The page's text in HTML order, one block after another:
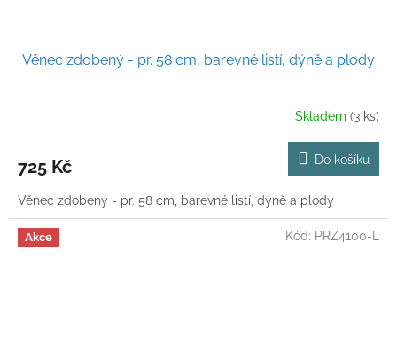
Věnec zdobený - pr. 58 cm, barevné listí, dýně a plody
Skladem (3 ks)
725 Kč Do košíku
Věnec zdobený - pr. 58 cm, barevné listí, dýně a plody
Akce Kód: PRZ4100-L